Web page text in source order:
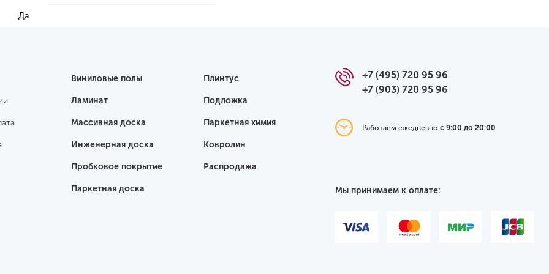
Да
Виниловые полы
Ламинат
Массивная доска
Инженерная доска
Пробковое покрытие
Паркетная доска
Плинтус
Подложка
Паркетная химия
Ковролин
Распродажа
+7 (495) 720 95 96
+7 (903) 720 95 96
Работаем ежедневнос 9:00 до 20:00
Мы принимаем к оплате: